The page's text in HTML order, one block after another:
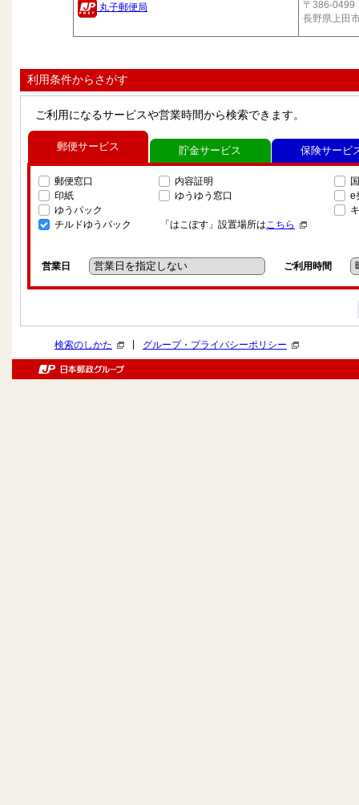
丸子郵便局
〒386-0499
長野県上田
利用条件からさがす
ご利用になるサービスや営業時間から検索できます。
郵便サービス
郵便窓口
印紙
ゆうパック
チルドゆうパック
内容証明
ゆうゆう窓口
「はこぽす」設置場所はこちら
e
営業日 ご利用時間
貯金サービス 保険サービ
検索のしかた グループ・プライバシーポリシー